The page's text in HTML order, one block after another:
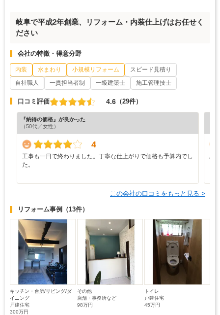
岐阜で平成2年創業、リフォーム・内装仕上げはお任せく
ださい
会社の特徴・得意分野
内装 水まわり 小規模リフォーム
スピード見積り
自社職人
一貫担当者制 一級建築士 施工管理技士
口コミ評価 4.6 （29件）
『納得の価格』が良かった
（50代／女性）
4
工事も一日で終わりました。丁寧な仕上がりで価格も予算内でし
た。
あ
この会社の口コミをもっと見る >
リフォーム事例 （13件）
キッチン・台所/リビング/ダ
イニング
戸建住宅
300万円
その他
店舗・事務所など
98万円
トイレ
戸建住宅
45万円